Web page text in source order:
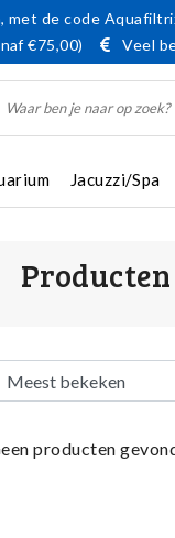
de code
€75,00)
Veel
Jacuzzi/Spa
producten